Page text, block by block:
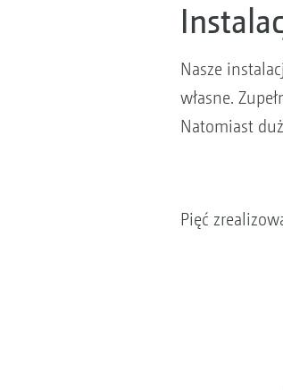
Nasze
własne.
Natomiast
Pięć